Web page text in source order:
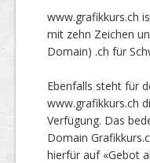
www.grafikkurs.ch
mit zehn Zeichen
Domain) .ch für
Ebenfalls steht für
www.grafikkurs.ch
Verfügung. Das
Domain
hierfür auf «Gebot